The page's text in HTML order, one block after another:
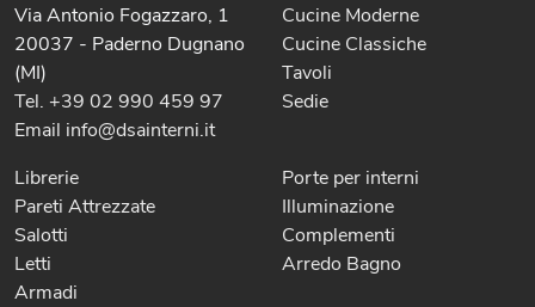
Via Antonio Fogazzaro, 1
20037 - Paderno Dugnano
(MI)
Tel. +39 02 990 459 97
Email info@dsainterni.it
Cucine Moderne
Cucine Classiche
Tavoli
Sedie
Librerie
Pareti Attrezzate
Salotti
Letti
Armadi
Porte per interni
Illuminazione
Complementi
Arredo Bagno